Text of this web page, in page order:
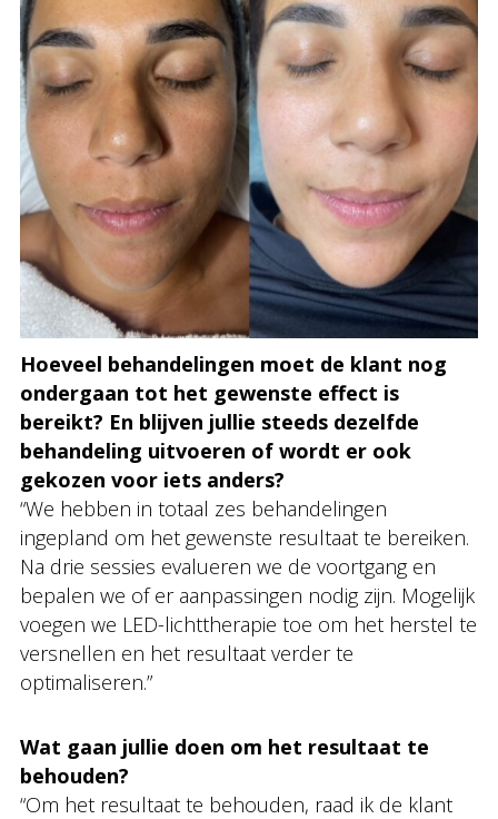
Hoeveel behandelingen moet de klant nog
ondergaan tot het gewenste effect is
bereikt? En blijven jullie steeds dezelfde
behandeling uitvoeren of wordt er ook
gekozen voor iets anders?
“We hebben in totaal zes behandelingen
ingepland om het gewenste resultaat te bereiken.
Na drie sessies evalueren we de voortgang en
bepalen we of er aanpassingen nodig zijn. Mogelijk
voegen we LED-lichttherapie toe om het herstel te
versnellen en het resultaat verder te
optimaliseren.”
Wat gaan jullie doen om het resultaat te
behouden?
“Om het resultaat te behouden, raad ik de klant